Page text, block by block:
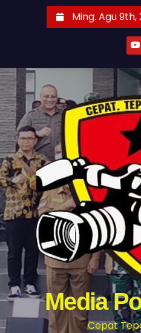
t
o
c
o
n
t
e
n
t
Ming. Agu 9th,
Media
Cepat